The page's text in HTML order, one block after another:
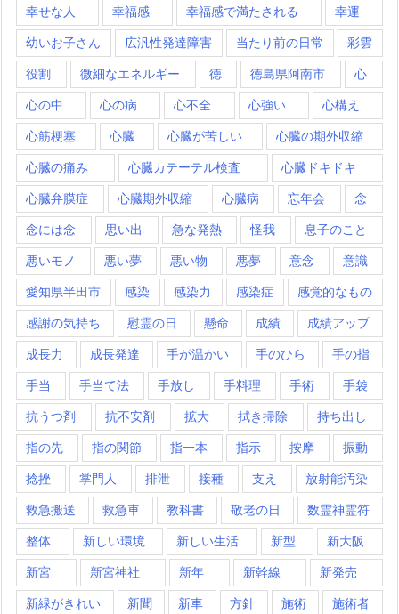
幸せな人 幸福感 幸福感で満たされる 幸運
幼いお子さん 広汎性発達障害 当たり前の日常 彩雲
役割 微細なエネルギー 徳 徳島県阿南市 心
心の中 心の病 心不全 心強い 心構え
心筋梗塞 心臓 心臓が苦しい 心臓の期外収縮
心臓の痛み 心臓カテーテル検査 心臓ドキドキ
心臓弁膜症 心臓期外収縮 心臓病 忘年会 念
念には念 思い出 急な発熱 怪我 息子のこと
悪いモノ 悪い夢 悪い物 悪夢 意念 意識
愛知県半田市 感染 感染力 感染症 感覚的なもの
感謝の気持ち 慰霊の日 懸命 成績 成績アップ
成長力 成長発達 手が温かい 手のひら 手の指
手当 手当て法 手放し 手料理 手術 手袋
抗うつ剤 抗不安剤 拡大 拭き掃除 持ち出し
指の先 指の関節 指一本 指示 按摩 振動
捻挫 掌門人 排泄 接種 支え 放射能汚染
救急搬送 救急車 教科書 敬老の日 数霊神霊符
整体 新しい環境 新しい生活 新型 新大阪
新宮 新宮神社 新年 新幹線 新発売
新緑がきれい 新聞 新車 方針 施術 施術者